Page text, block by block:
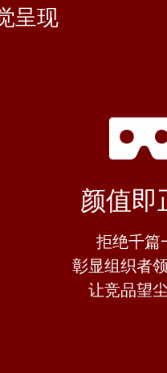
呈现
颜值即
拒绝千篇
彰显组织者
让竞品望